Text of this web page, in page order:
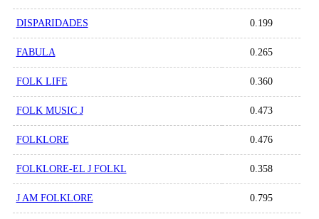
DISPARIDADES 0.199
FABULA 0.265
FOLK LIFE 0.360
FOLK MUSIC J 0.473
FOLKLORE 0.476
FOLKLORE-EL J FOLKL 0.358
J AM FOLKLORE 0.795